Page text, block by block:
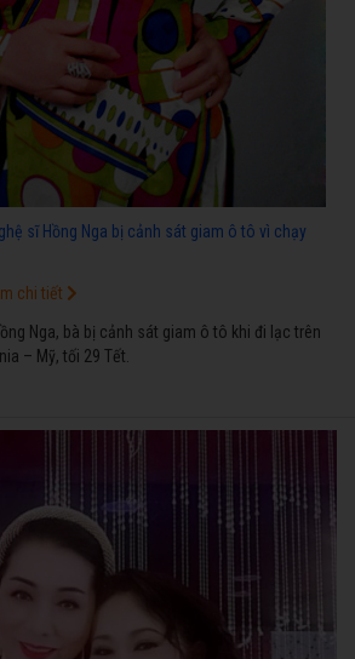
sĩ Hồng Nga bị cảnh sát giam ô tô vì chạy
Nga, bà bị cảnh sát giam ô tô khi đi lạc trên
– Mỹ, tối 29 Tết.
chi tiết